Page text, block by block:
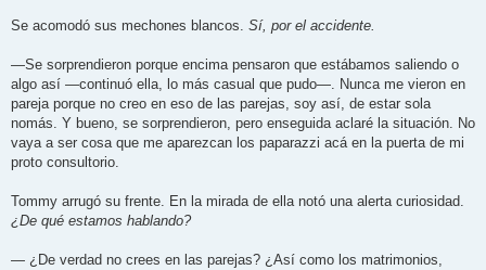
Se acomodó sus mechones blancos. Sí, por el accidente.
—Se sorprendieron porque encima pensaron que estábamos saliendo o
algo así —continuó ella, lo más casual que pudo—. Nunca me vieron en
pareja porque no creo en eso de las parejas, soy así, de estar sola
nomás. Y bueno, se sorprendieron, pero enseguida aclaré la situación. No
vaya a ser cosa que me aparezcan los paparazzi acá en la puerta de mi
proto consultorio.
Tommy arrugó su frente. En la mirada de ella notó una alerta curiosidad.
¿De qué estamos hablando?
— ¿De verdad no crees en las parejas? ¿Así como los matrimonios,